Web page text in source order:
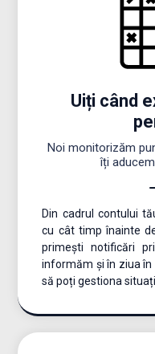
Uiți când
Noi monitorizăm
îți
Din cadrul contului
cu cât timp înainte
primești notificări
informăm și în ziua
să poți gestiona